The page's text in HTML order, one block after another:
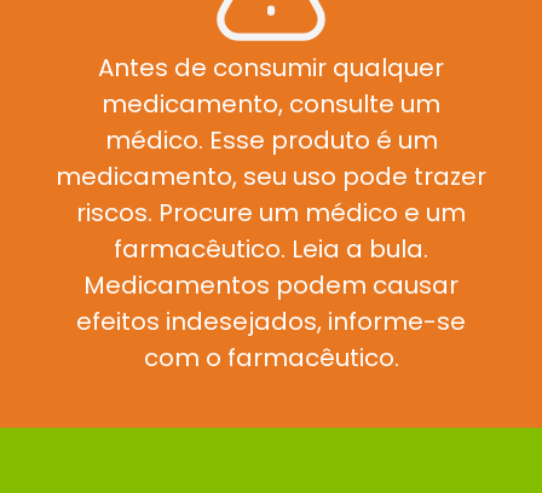
Antes de consumir qualquer
medicamento, consulte um
médico. Esse produto é um
medicamento, seu uso pode trazer
riscos. Procure um médico e um
farmacêutico. Leia a bula.
Medicamentos podem causar
efeitos indesejados, informe-se
com o farmacêutico.